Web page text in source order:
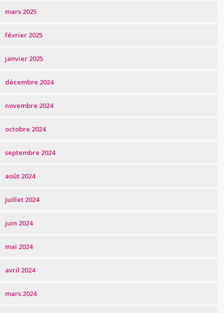
mars 2025
février 2025
janvier 2025
décembre 2024
novembre 2024
octobre 2024
septembre 2024
août 2024
juillet 2024
juin 2024
mai 2024
avril 2024
mars 2024